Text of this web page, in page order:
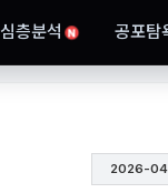
층분석 N 공포탐
2026-04-